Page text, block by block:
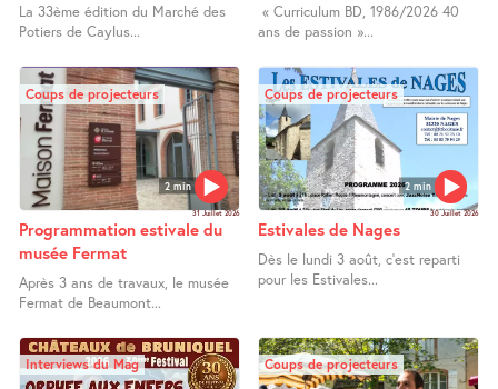
La 33ème édition du Marché des
Potiers de Caylus...
« Curriculum BD, 1986/2026 40
ans de passion »...
2 min
Coups de projecteurs
31 Juillet 2026
Programmation estivale du
musée Fermat
Après 3 ans de travaux, le musée
Fermat de Beaumont...
2 min
Coups de projecteurs
30 Juillet 2026
Estivales de Nages
Dès le lundi 3 août, c’est reparti
pour les Estivales...
Interviews du Mag Coups de projecteurs